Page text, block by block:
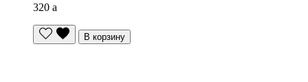
320 a
В корзину